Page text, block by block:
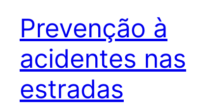
Prevenção à
acidentes nas
estradas